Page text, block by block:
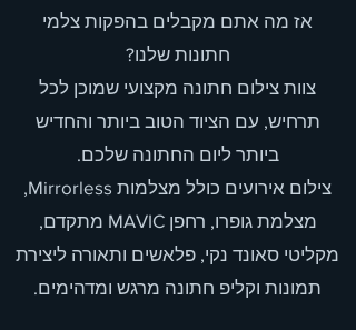
אז מה אתם מקבלים בהפקות צלמי
חתונות שלנו?
צוות צילום חתונה מקצועי שמוכן לכל
תרחיש, עם הציוד הטוב ביותר והחדיש
ביותר ליום החתונה שלכם.
צילום אירועים כולל מצלמות Mirrorless,
מצלמת גופרו, רחפן MAVIC מתקדם,
מקליטי סאונד נקי, פלאשים ותאורה ליצירת
תמונות וקליפ חתונה מרגש ומדהימים.